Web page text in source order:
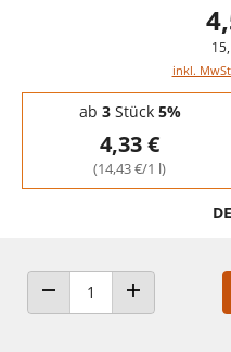
inkl.
Staffelpreise - Mengenrabatt
ab 3Stück 5%
4,33 €
(14,43 €/1 l)
ANZAHL VERRINGERN
ANZAHL